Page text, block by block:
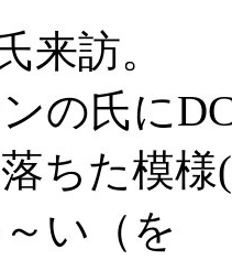
来訪。
の氏に
ちた模
い（を